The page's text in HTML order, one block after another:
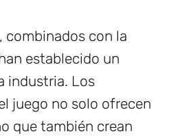
combinados con la
establecido un
industria. Los
juego no solo ofrecen
que también crean